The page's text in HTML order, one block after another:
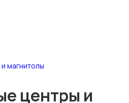
магнитолы
центры и